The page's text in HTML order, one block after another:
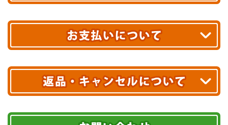
あす着エリアが対象です。
エリアやお届け日の確認はこちら▶
※ 配送業者による配送遅延が生じる可能性がございます。
※ 沖縄・離島はお届けできません。
送料無料!
10,000円未満 全国一律1,100円(税込)
配送業者
ヤマト運輸
お届け可能時間帯
クレジットカード
期限を含むルール（条件）や、お客様にご負担い